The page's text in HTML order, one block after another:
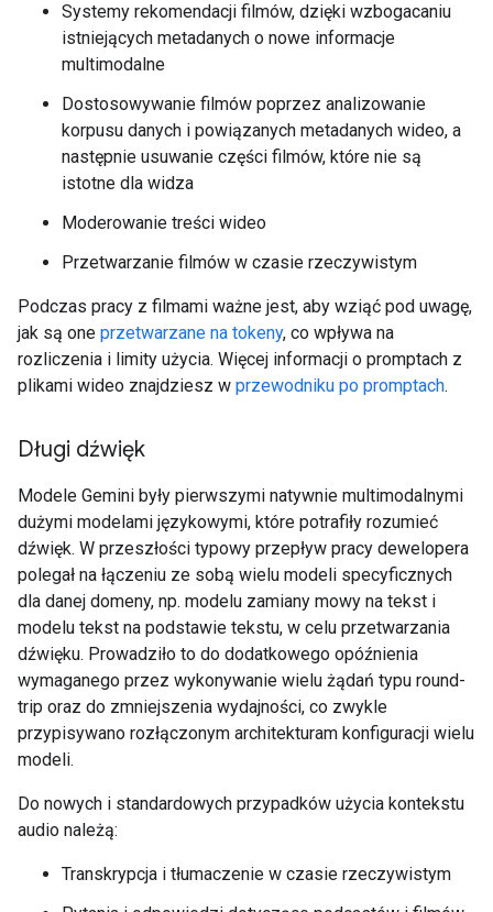
Systemy rekomendacji filmów, dzięki wzbogacaniu
istniejących metadanych o nowe informacje
multimodalne
Dostosowywanie filmów poprzez analizowanie
korpusu danych i powiązanych metadanych wideo, a
następnie usuwanie części filmów, które nie są
istotne dla widza
Moderowanie treści wideo
Przetwarzanie filmów w czasie rzeczywistym
Podczas pracy z filmami ważne jest, aby wziąć pod uwagę,
jak są one przetwarzane na tokeny, co wpływa na
rozliczenia i limity użycia. Więcej informacji o promptach z
plikami wideo znajdziesz w przewodniku po promptach.
Długi dźwięk
Modele Gemini były pierwszymi natywnie multimodalnymi
dużymi modelami językowymi, które potrafiły rozumieć
dźwięk. W przeszłości typowy przepływ pracy dewelopera
polegał na łączeniu ze sobą wielu modeli specyficznych
dla danej domeny, np. modelu zamiany mowy na tekst i
modelu tekst na podstawie tekstu, w celu przetwarzania
dźwięku. Prowadziło to do dodatkowego opóźnienia
wymaganego przez wykonywanie wielu żądań typu round-
trip oraz do zmniejszenia wydajności, co zwykle
przypisywano rozłączonym architekturam konfiguracji wielu
modeli.
Do nowych i standardowych przypadków użycia kontekstu
audio należą:
Transkrypcja i tłumaczenie w czasie rzeczywistym